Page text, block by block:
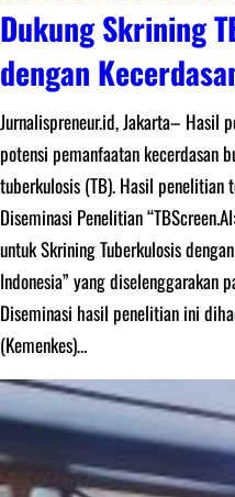
Dukung Skrining
dengan
Jurnalispreneur.id, Jakarta– Hasil
potensi pemanfaatan kecerdasan
tuberkulosis (TB). Hasil penelitian
Diseminasi Penelitian
untuk Skrining Tuberkulosis
Indonesia” yang diselenggarakan
Diseminasi hasil penelitian ini
(Kemenkes)…